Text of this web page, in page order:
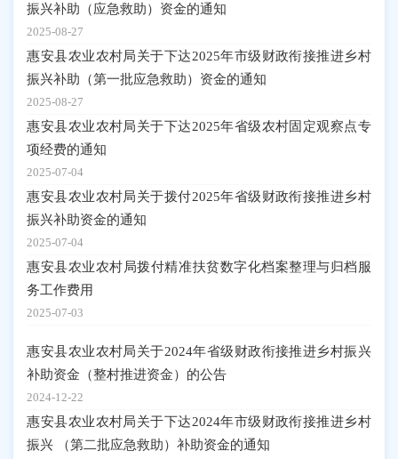
振兴补助（应急救助）资金的通知
2025-08-27
惠安县农业农村局关于下达2025年市级财政衔接推进乡村
振兴补助（第一批应急救助）资金的通知
2025-08-27
惠安县农业农村局关于下达2025年省级农村固定观察点专
项经费的通知
2025-07-04
惠安县农业农村局关于拨付2025年省级财政衔接推进乡村
振兴补助资金的通知
2025-07-04
惠安县农业农村局拨付精准扶贫数字化档案整理与归档服
务工作费用
2025-07-03
惠安县农业农村局关于2024年省级财政衔接推进乡村振兴
补助资金（整村推进资金）的公告
2024-12-22
惠安县农业农村局关于下达2024年市级财政衔接推进乡村
振兴 （第二批应急救助）补助资金的通知